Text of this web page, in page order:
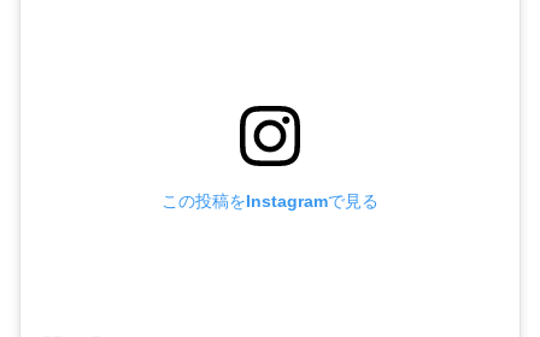
この投稿をInstagramで見る